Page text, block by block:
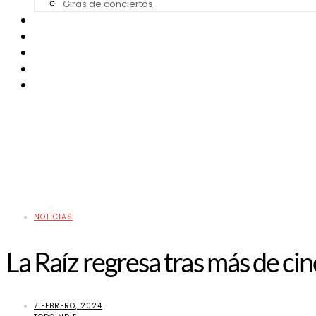
Giras de conciertos
NOTICIAS
La Raíz regresa tras más de
7 FEBRERO, 2024